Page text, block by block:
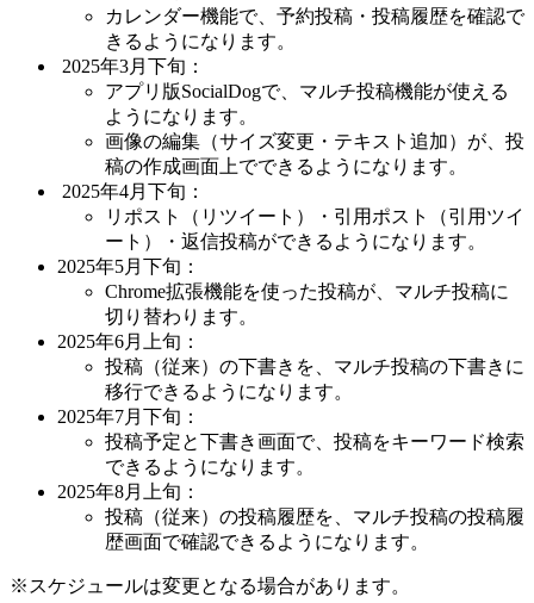
カレンダー機能で、予約投稿・投稿履歴を確認で
きるようになります。
2025年3月下旬：
アプリ版SocialDogで、マルチ投稿機能が使える
ようになります。
画像の編集（サイズ変更・テキスト追加）が、投
稿の作成画面上でできるようになります。
2025年4月下旬：
リポスト（リツイート）・引用ポスト（引用ツイ
ート）・返信投稿ができるようになります。
2025年5月下旬：
Chrome拡張機能を使った投稿が、マルチ投稿に
切り替わります。
2025年6月上旬：
投稿（従来）の下書きを、マルチ投稿の下書きに
移行できるようになります。
2025年7月下旬：
投稿予定と下書き画面で、投稿をキーワード検索
できるようになります。
2025年8月上旬：
投稿（従来）の投稿履歴を、マルチ投稿の投稿履
歴画面で確認できるようになります。
※スケジュールは変更となる場合があります。